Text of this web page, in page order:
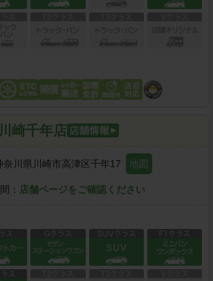
川崎千年店
奈川県川崎市高津区千年17 地図
： 店舗ページをご確認ください